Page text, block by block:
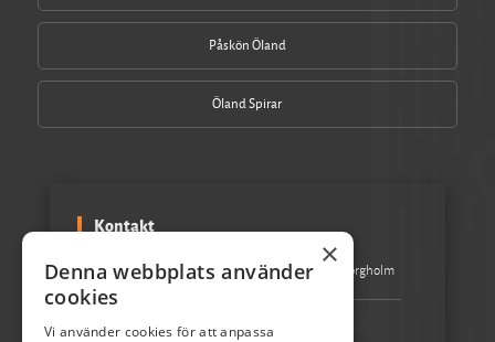
Påskön Öland
Öland Spirar
Kontakt
Besöksadress: Turistbyrån Storgatan 1 387 31 Borgholm
Epost: info@skordefest.nu
×
Denna webbplats använder
cookies
Vi använder cookies för att anpassa